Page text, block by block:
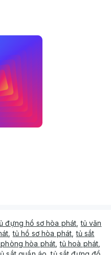
đựng hồ sơ hòa phát ,tủ văn
,tủ hồ sơ hòa phát ,tủ sắt
hòa phát ,tủ hoà phát